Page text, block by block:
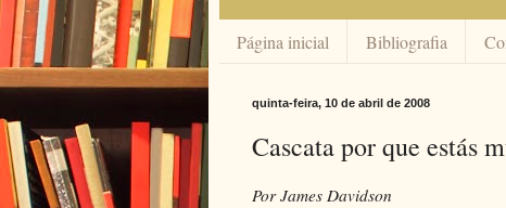
Página inicial Bibliografia
quinta-feira, 10 de abril de 2008
Cascata por que estás
Por James Davidson